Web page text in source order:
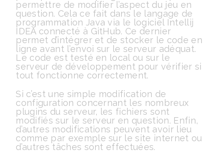
permettre de modifier l’aspect du jeu en
question. Cela ce fait dans le langage de
programmation Java via le logiciel Intellij
IDEA connecté à GitHub. Ce dernier
permet d’intégrer et de stocker le code en
ligne avant l’envoi sur le serveur adéquat.
Le code est testé en local ou sur le
serveur de développement pour vérifier si
tout fonctionne correctement.
Si c’est une simple modification de
configuration concernant les nombreux
plugins du serveur, les fichiers sont
modifiés sur le serveur en question. Enfin,
d’autres modifications peuvent avoir lieu
comme par exemple sur le site internet ou
d’autres tâches sont effectuées.